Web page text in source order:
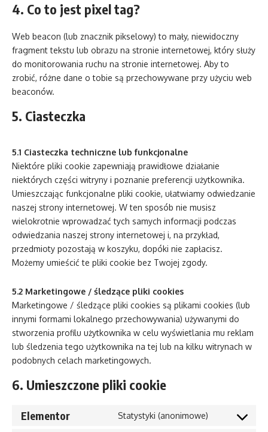
4. Co to jest pixel tag?
Web beacon (lub znacznik pikselowy) to mały, niewidoczny
fragment tekstu lub obrazu na stronie internetowej, który służy
do monitorowania ruchu na stronie internetowej. Aby to
zrobić, różne dane o tobie są przechowywane przy użyciu web
beaconów.
5. Ciasteczka
5.1 Ciasteczka techniczne lub funkcjonalne
Niektóre pliki cookie zapewniają prawidłowe działanie
niektórych części witryny i poznanie preferencji użytkownika.
Umieszczając funkcjonalne pliki cookie, ułatwiamy odwiedzanie
naszej strony internetowej. W ten sposób nie musisz
wielokrotnie wprowadzać tych samych informacji podczas
odwiedzania naszej strony internetowej i, na przykład,
przedmioty pozostają w koszyku, dopóki nie zapłacisz.
Możemy umieścić te pliki cookie bez Twojej zgody.
5.2 Marketingowe / śledzące pliki cookies
Marketingowe / śledzące pliki cookies są plikami cookies (lub
innymi formami lokalnego przechowywania) używanymi do
stworzenia profilu użytkownika w celu wyświetlania mu reklam
lub śledzenia tego użytkownika na tej lub na kilku witrynach w
podobnych celach marketingowych.
6. Umieszczone pliki cookie
Elementor Statystyki (anonimowe)
Consent